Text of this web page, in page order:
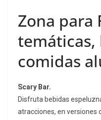
Zona para
temáticas,
comidas
Scary Bar.
Disfruta bebidas
atracciones, en versiones